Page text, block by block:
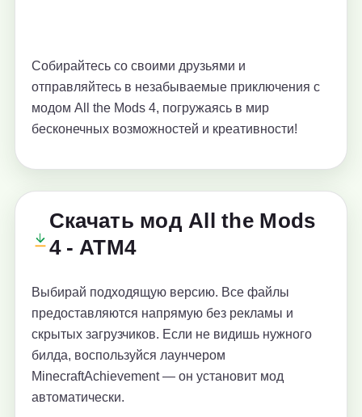
Собирайтесь со своими друзьями и
отправляйтесь в незабываемые приключения с
модом All the Mods 4, погружаясь в мир
бесконечных возможностей и креативности!
Скачать мод All the Mods
4 - ATM4
Выбирай подходящую версию. Все файлы
предоставляются напрямую без рекламы и
скрытых загрузчиков. Если не видишь нужного
билда, воспользуйся лаунчером
MinecraftAchievement — он установит мод
автоматически.